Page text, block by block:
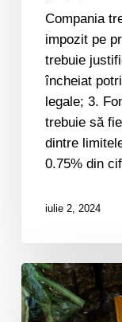
Compania
impozit pe
trebuie
încheiat
legale; 3.
trebuie să
dintre
0.75% din
iulie 2, 2024
Hainele,
jucăriile,
electronicele